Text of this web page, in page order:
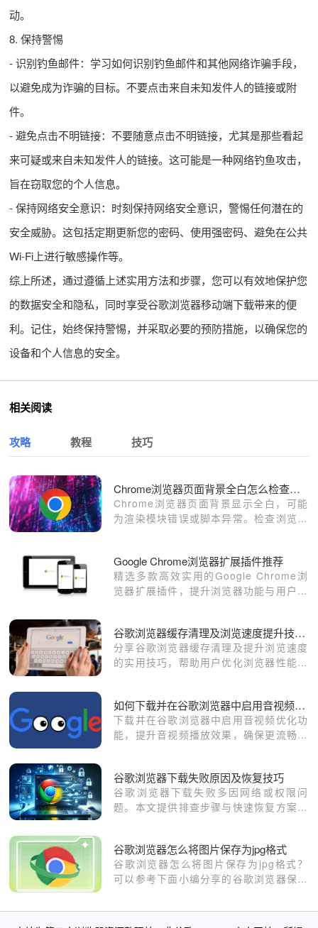
动。
8. 保持警惕
- 识别钓鱼邮件：学习如何识别钓鱼邮件和其他网络诈骗手段，
以避免成为诈骗的目标。不要点击来自未知发件人的链接或附
件。
- 避免点击不明链接：不要随意点击不明链接，尤其是那些看起
来可疑或来自未知发件人的链接。这可能是一种网络钓鱼攻击，
旨在窃取您的个人信息。
- 保持网络安全意识：时刻保持网络安全意识，警惕任何潜在的
安全威胁。这包括定期更新您的密码、使用强密码、避免在公共
Wi-Fi上进行敏感操作等。
综上所述，通过遵循上述实用方法和步骤，您可以有效地保护您
的数据安全和隐私，同时享受谷歌浏览器移动端下载带来的便
利。记住，始终保持警惕，并采取必要的预防措施，以确保您的
设备和个人信息的安全。
相关阅读
攻略 教程 技巧
Chrome浏览器页面背景全白怎么检查渲染异常
Chrome浏览器页面背景显示全白，可能
为渲染模块错误或脚本异常。检查浏览器
Google Chrome浏览器扩展插件推荐
精选多款高效实用的Google Chrome浏
览器扩展插件，提升浏览器功能与用户体
谷歌浏览器缓存清理及浏览速度提升技巧详细教程分享
分享谷歌浏览器缓存清理及提升浏览速度
的实用技巧，帮助用户优化浏览器性能，
如何下载并在谷歌浏览器中启用音视频优化功能
下载并在谷歌浏览器中启用音视频优化功
能，提升音视频播放效果，确保更流畅的
谷歌浏览器下载失败原因及恢复技巧
谷歌浏览器下载失败多因网络或权限问
题。本文提供排查步骤与快速恢复方案，
谷歌浏览器怎么将图片保存为jpg格式
谷歌浏览器怎么将图片保存为jpg格式？
可以参考下面小编分享的谷歌浏览器保存